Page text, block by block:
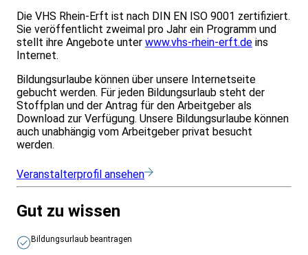
Die VHS Rhein-Erft ist nach DIN EN ISO 9001 zertifiziert.
Sie veröffentlicht zweimal pro Jahr ein Programm und
stellt ihre Angebote unter www.vhs-rhein-erft.de ins
Internet.
Bildungsurlaube können über unsere Internetseite
gebucht werden. Für jeden Bildungsurlaub steht der
Stoffplan und der Antrag für den Arbeitgeber als
Download zur Verfügung. Unsere Bildungsurlaube können
auch unabhängig vom Arbeitgeber privat besucht
werden.
Veranstalterprofil ansehen
Gut zu wissen
Bildungsurlaub beantragen